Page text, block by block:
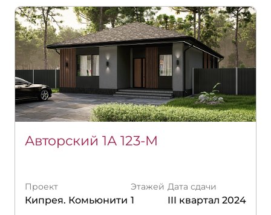
Авторский 1А 123-М
Проект
Кипрея. Комьюнити
Этажей
1
Дата сдачи
III квартал 2024